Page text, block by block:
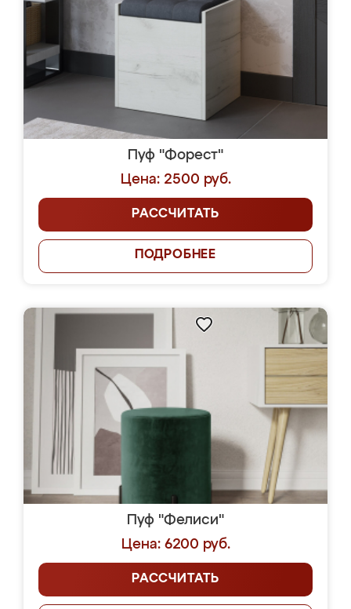
Пуф "Форест"
Цена: 2500 руб.
РАССЧИТАТЬ
ПОДРОБНЕЕ
Пуф "Фелиси"
Цена: 6200 руб.
РАССЧИТАТЬ